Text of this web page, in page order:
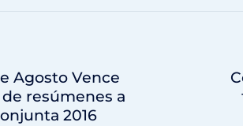
Agosto Vence
resúmenes a
2016